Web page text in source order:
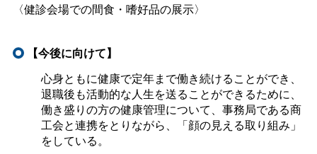
〈健診会場での間食・嗜好品の展示〉
【今後に向けて】
心身ともに健康で定年まで働き続けることができ、
退職後も活動的な人生を送ることができるために、
働き盛りの方の健康管理について、事務局である商
工会と連携をとりながら、「顔の見える取り組み」
をしている。